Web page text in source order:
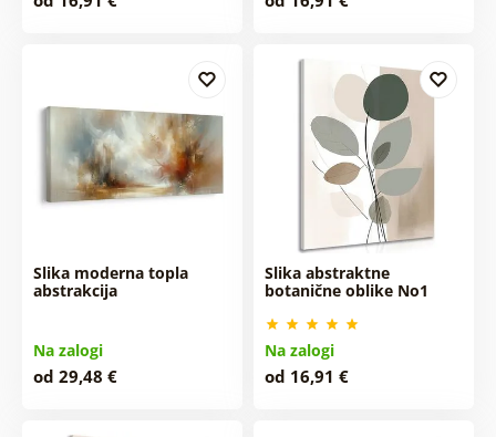
Slika moderna topla
abstrakcija
Na zalogi
od 29,48 €
Slika abstraktne
botanične oblike No1
Na zalogi
od 16,91 €